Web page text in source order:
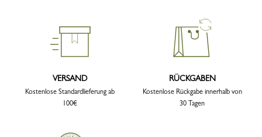
VERSAND
Kostenlose Standardlieferung ab
100€
RÜCKGABEN
Kostenlose Rückgabe innerhalb von
30 Tagen